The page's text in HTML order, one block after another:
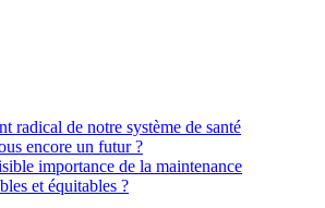
radical de notre système de santé
encore un futur ?
importance de la maintenance
et équitables ?